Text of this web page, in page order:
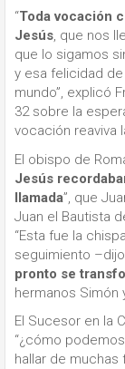
“Toda vocación
Jesús, que nos
que lo sigamos
y esa felicidad
mundo”, explicó
32 sobre la
vocación reaviva
El obispo de
Jesús
llamada”, que
Juan el Bautista
“Esta fue la
seguimiento
pronto se
hermanos Simón
El Sucesor en la
“¿cómo
hallar de muchas